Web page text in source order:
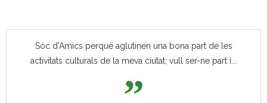
Sóc d'Amics perquè aglutinen una bona part de les
activitats culturals de la meva ciutat; vull ser-ne part i...